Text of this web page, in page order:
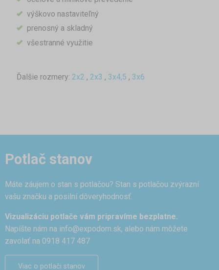
výškovo nastaviteľný
prenosný a skladný
všestranné využitie
Ďalšie rozmery: 2x2 , 2x3 , 3x4,5 , 3x6
Potlač stanov
Máte záujem o stan s potlačou? Stan s potlačou zvýrazní
vašu značku a posilní dôveryhodnosť.
Vizualizáciu potlače vám pripravíme bezplatne.
Napíšte nám na info@expodom.sk, alebo nám môžete
zavolať na 0918 417 487
Viac o potlači stanov